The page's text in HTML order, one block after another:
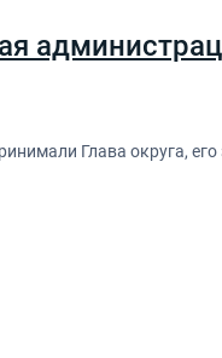
Глава округа,